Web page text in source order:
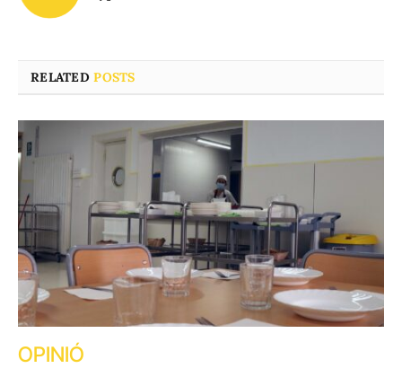
RELATEDPOSTS
OPINIÓ